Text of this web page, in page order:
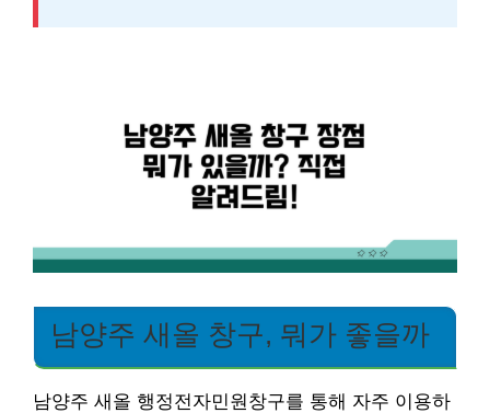
남양주 새올 창구, 뭐가 좋을까
남양주 새올 행정전자민원창구를 통해 자주 이용하